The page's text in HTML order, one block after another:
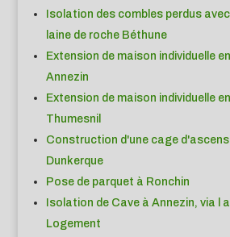
Isolation des combles perdus
laine de roche Béthune
Extension de maison individuelle
Annezin
Extension de maison individuelle
Thumesnil
Construction d'une cage
Dunkerque
Pose de parquet à Ronchin
Isolation de Cave à Annezin, via l
Logement